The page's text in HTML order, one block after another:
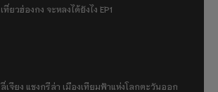
เที่ยวฮ่องกง จะหลงได้ยังไง EP1
ลี่เจียง แชงกรีล่า เมืองเทียมฟ้าแห่งโลกตะวันออก